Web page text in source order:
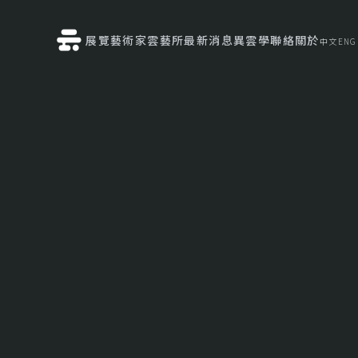
展覽藝術家雲藝所最新消息異雲學聯絡關於中文